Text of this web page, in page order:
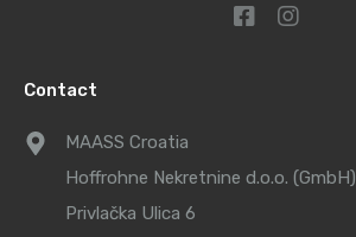
Contact
MAASS Croatia
Hoffrohne Nekretnine d.o.o. (GmbH)
Privlačka Ulica 6